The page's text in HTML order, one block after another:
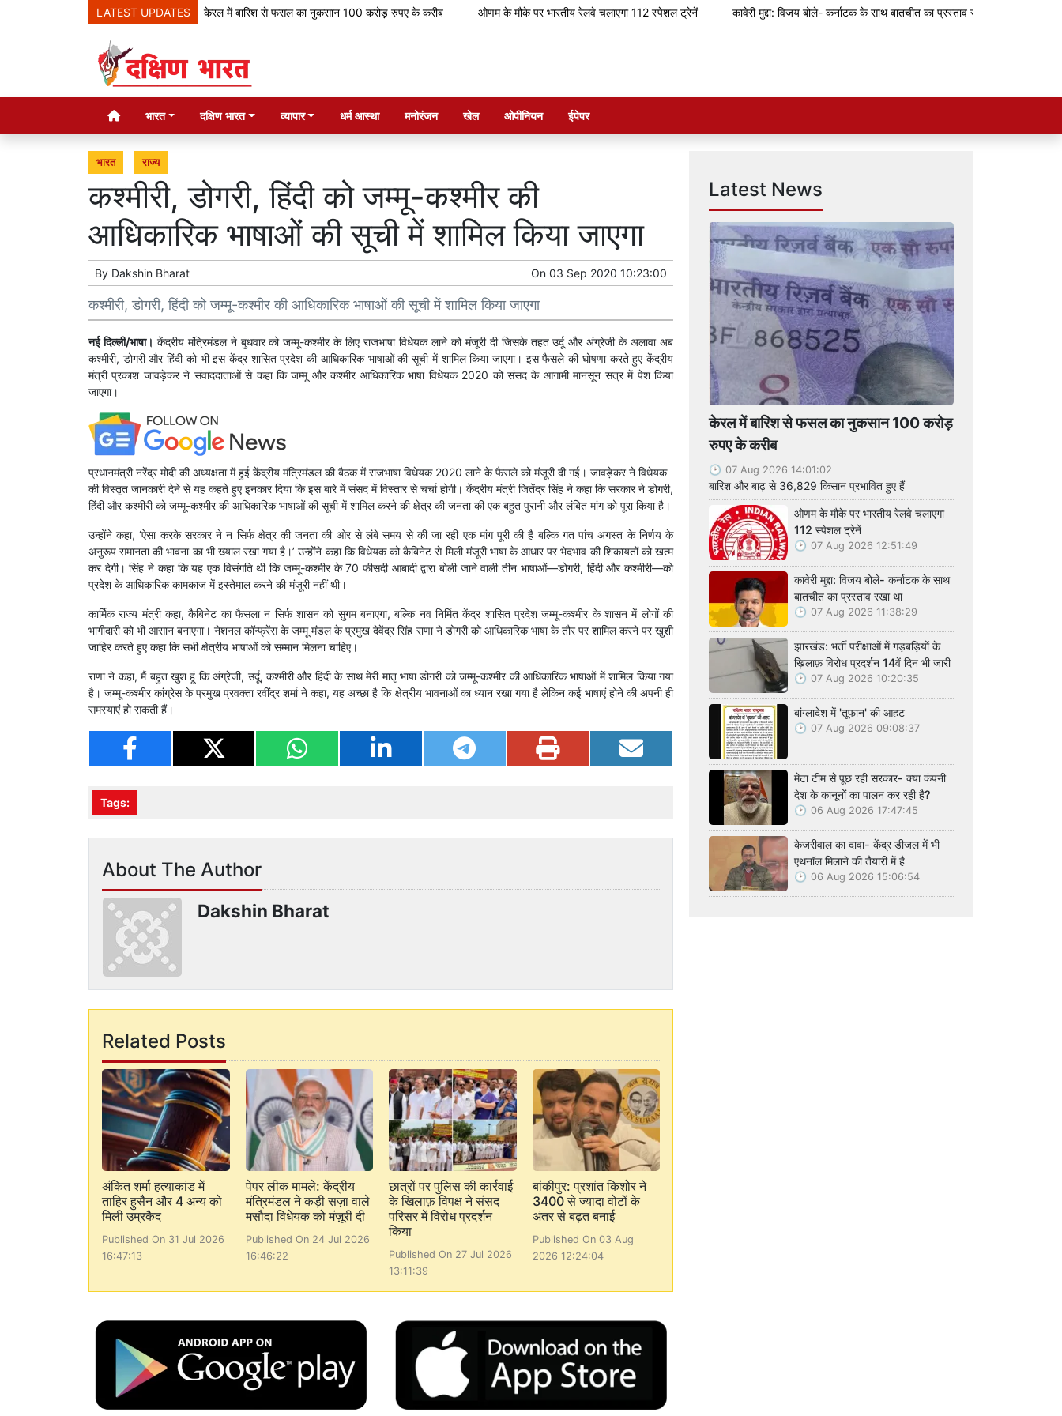
LATEST UPDATESकेरल में बारिश से फसल का नुकसान 100 करोड़ रुपए के करीब ओणम के मौके पर भारतीय रेलवे चलाएगा 112 स्पेशल ट्रेनें कावेरी मुद्दा: विजय बोले- कर्नाटक के साथ बातचीत का प्रस्ताव रखा था
भारत दक्षिण भारत व्यापार धर्म आस्था मनोरंजन खेल ओपीनियन ईपेपर
भारत राज्य
कश्मीरी, डोगरी, हिंदी को जम्मू-कश्मीर की
आधिकारिक भाषाओं की सूची में शामिल किया जाएगा
By Dakshin Bharat On 03 Sep 2020 10:23:00
कश्मीरी, डोगरी, हिंदी को जम्मू-कश्मीर की आधिकारिक भाषाओं की सूची में शामिल किया जाएगा
नई दिल्ली/भाषा। केंद्रीय मंत्रिमंडल ने बुधवार को जम्मू-कश्मीर के लिए राजभाषा विधेयक लाने को मंजूरी दी जिसके तहत उर्दू और अंग्रेजी के अलावा अब
कश्मीरी, डोगरी और हिंदी को भी इस केंद्र शासित प्रदेश की आधिकारिक भाषाओं की सूची में शामिल किया जाएगा। इस फैसले की घोषणा करते हुए केंद्रीय
मंत्री प्रकाश जावड़ेकर ने संवाददाताओं से कहा कि जम्मू और कश्मीर आधिकारिक भाषा विधेयक 2020 को संसद के आगामी मानसून सत्र में पेश किया
जाएगा।
प्रधानमंत्री नरेंद्र मोदी की अध्यक्षता में हुई केंद्रीय मंत्रिमंडल की बैठक में राजभाषा विधेयक 2020 लाने के फैसले को मंजूरी दी गई। जावड़ेकर ने विधेयक
की विस्तृत जानकारी देने से यह कहते हुए इनकार दिया कि इस बारे में संसद में विस्तार से चर्चा होगी। केंद्रीय मंत्री जितेंद्र सिंह ने कहा कि सरकार ने डोगरी,
हिंदी और कश्मीरी को जम्मू-कश्मीर की आधिकारिक भाषाओं की सूची में शामिल करने की क्षेत्र की जनता की एक बहुत पुरानी और लंबित मांग को पूरा किया है।
उन्होंने कहा, ‘ऐसा करके सरकार ने न सिर्फ क्षेत्र की जनता की ओर से लंबे समय से की जा रही एक मांग पूरी की है बल्कि गत पांच अगस्त के निर्णय के
अनुरूप समानता की भावना का भी ख्याल रखा गया है।’ उन्होंने कहा कि विधेयक को कैबिनेट से मिली मंजूरी भाषा के आधार पर भेदभाव की शिकायतों को खत्म
कर देगी। सिंह ने कहा कि यह एक विसंगति थी कि जम्मू-कश्मीर के 70 फीसदी आबादी द्वारा बोली जाने वाली तीन भाषाओं—डोगरी, हिंदी और कश्मीरी—को
प्रदेश के आधिकारिक कामकाज में इस्तेमाल करने की मंजूरी नहीं थी।
कार्मिक राज्य मंत्री कहा, कैबिनेट का फैसला न सिर्फ शासन को सुगम बनाएगा, बल्कि नव निर्मित केंद्र शासित प्रदेश जम्मू-कश्मीर के शासन में लोगों की
भागीदारी को भी आसान बनाएगा। नेशनल कॉन्फ्रेंस के जम्मू मंडल के प्रमुख देवेंद्र सिंह राणा ने डोगरी को आधिकारिक भाषा के तौर पर शामिल करने पर खुशी
जाहिर करते हुए कहा कि सभी क्षेत्रीय भाषाओं को सम्मान मिलना चाहिए।
राणा ने कहा, मैं बहुत खुश हूं कि अंग्रेजी, उर्दू, कश्मीरी और हिंदी के साथ मेरी मातृ भाषा डोगरी को जम्मू-कश्मीर की आधिकारिक भाषाओं में शामिल किया गया
है। जम्मू-कश्मीर कांग्रेस के प्रमुख प्रवक्ता रवींद्र शर्मा ने कहा, यह अच्छा है कि क्षेत्रीय भावनाओं का ध्यान रखा गया है लेकिन कई भाषाएं होने की अपनी ही
समस्याएं हो सकती हैं।
Tags:
About The Author
Dakshin Bharat
Related Posts
अंकित शर्मा हत्याकांड में
ताहिर हुसैन और 4 अन्य को
मिली उम्रकैद
Published On 31 Jul 2026
16:47:13
पेपर लीक मामले: केंद्रीय
मंत्रिमंडल ने कड़ी सज़ा वाले
मसौदा विधेयक को मंज़ूरी दी
Published On 24 Jul 2026
16:46:22
छात्रों पर पुलिस की कार्रवाई
के खिलाफ़ विपक्ष ने संसद
परिसर में विरोध प्रदर्शन
किया
Published On 27 Jul 2026
13:11:39
बांकीपुर: प्रशांत किशोर ने
3400 से ज्यादा वोटों के
अंतर से बढ़त बनाई
Published On 03 Aug
2026 12:24:04
Latest News
केरल में बारिश से फसल का नुकसान 100 करोड़
रुपए के करीब
07 Aug 2026 14:01:02
बारिश और बाढ़ से 36,829 किसान प्रभावित हुए हैं
ओणम के मौके पर भारतीय रेलवे चलाएगा
112 स्पेशल ट्रेनें
07 Aug 2026 12:51:49
कावेरी मुद्दा: विजय बोले- कर्नाटक के साथ
बातचीत का प्रस्ताव रखा था
07 Aug 2026 11:38:29
झारखंड: भर्ती परीक्षाओं में गड़बड़ियों के
ख़िलाफ़ विरोध प्रदर्शन 14वें दिन भी जारी
07 Aug 2026 10:20:35
बांग्लादेश में 'तूफान' की आहट
07 Aug 2026 09:08:37
मेटा टीम से पूछ रही सरकार- क्या कंपनी
देश के कानूनों का पालन कर रही है?
06 Aug 2026 17:47:45
केजरीवाल का दावा- केंद्र डीजल में भी
एथनॉल मिलाने की तैयारी में है
06 Aug 2026 15:06:54